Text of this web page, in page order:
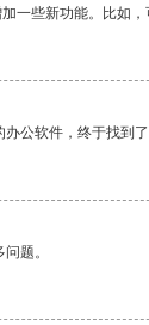
一些新功能。比如
公软件，终于找到
题。